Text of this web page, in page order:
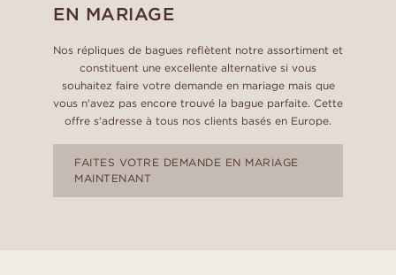
EN MARIAGE
Nos répliques de bagues reflètent notre assortiment et
constituent une excellente alternative si vous
souhaitez faire votre demande en mariage mais que
vous n'avez pas encore trouvé la bague parfaite. Cette
offre s'adresse à tous nos clients basés en Europe.
FAITES VOTRE DEMANDE EN MARIAGE
MAINTENANT